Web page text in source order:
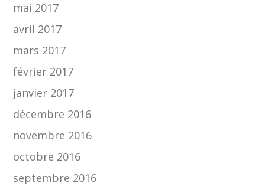
mai 2017
avril 2017
mars 2017
février 2017
janvier 2017
décembre 2016
novembre 2016
octobre 2016
septembre 2016